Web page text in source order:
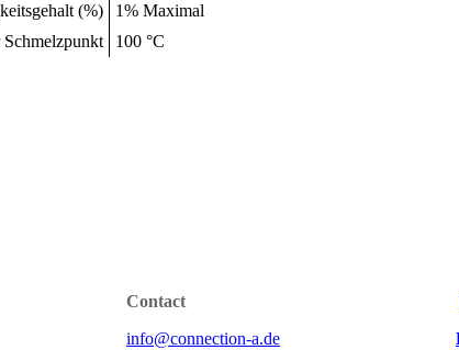
(%)
1% Maximal
100 °C
Contact
info@connection-a.de